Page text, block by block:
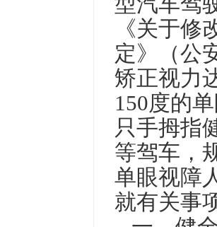
《关于
定》（公
矫正视力
150度的
只手拇指
等驾车，
单眼视障
就有关事